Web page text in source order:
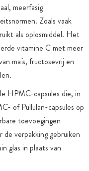
meerfasig
Zoals vaak
als oplosmiddel. Het
vitamine C met meer
maïs, fructosevrij en
HPMC-capsules die, in
of Pullulan-capsules op
toevoegingen
verpakking gebruiken
glas in plaats van